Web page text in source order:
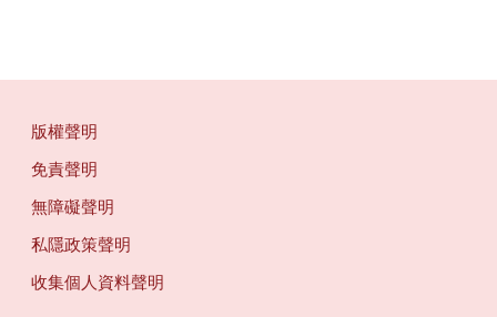
版權聲明
免責聲明
無障礙聲明
私隱政策聲明
收集個人資料聲明